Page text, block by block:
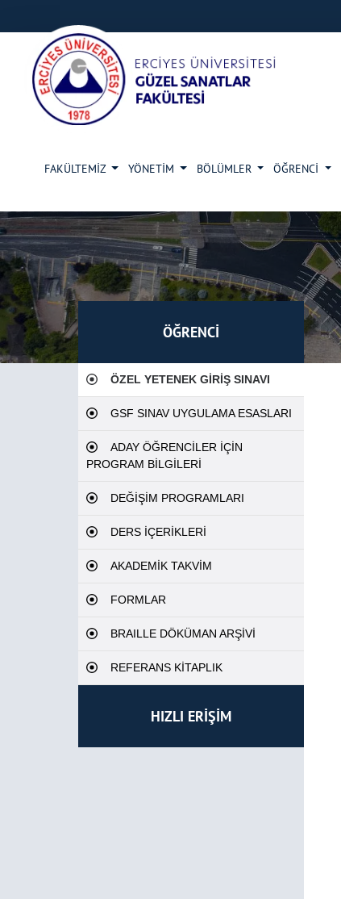
FAKÜLTEMİZ YÖNETİM BÖLÜMLER ÖĞRENCİ
ÖĞRENCİ
ÖZEL YETENEK GİRİŞ SINAVI
GSF SINAV UYGULAMA ESASLARI
ADAY ÖĞRENCİLER İÇİN
PROGRAM BİLGİLERİ
DEĞİŞİM PROGRAMLARI
DERS İÇERİKLERİ
AKADEMİK TAKVİM
FORMLAR
BRAILLE DÖKÜMAN ARŞİVİ
REFERANS KİTAPLIK
HIZLI ERİŞİM